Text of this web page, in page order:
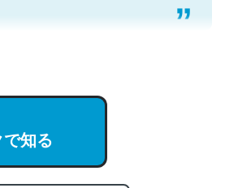
で貴重な良記事。/続編来た
entry/2023/03/27
いての考察（１） - conceptualization
で知る